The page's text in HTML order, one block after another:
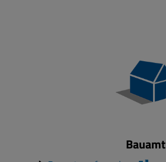
Bauamt